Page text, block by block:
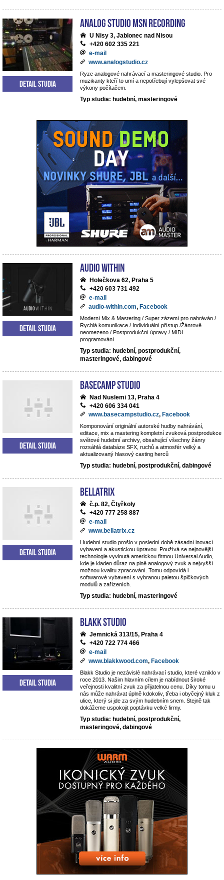
analog studio MSN recording
U Nisy 3, Jablonec nad Nisou
+420 602 335 221
e-mail
www.analogstudio.cz
Ryze analogové nahrávací a masteringové studio. Pro
muzikanty kteří to umí a nepotřebují vylepšovat své
výkony počítačem.
Typ studia: hudební, masteringové
Detail studia
Audio Within
Holečkova 62, Praha 5
+420 603 731 492
e-mail
audio-within.com, Facebook
Moderní Mix & Mastering / Super zázemí pro nahráván /
Rychlá komunikace / Individuální přístup /Žánrově
neomezeno / Postprodukční úpravy / MIDI
programování
Typ studia: hudební, postprodukční,
masteringové, dabingové
Detail studia
BaseCamp studio
Nad Nuslemi 13, Praha 4
+420 606 334 041
www.basecampstudio.cz, Facebook
Komponování originální autorské hudby nahrávání,
editace, mix a mastering kompletní zvuková postprodukce
světové hudební archivy, obsahující všechny žánry
rozsáhlá databáze SFX, ruchů a atmosfér velký a
aktualizovaný hlasový casting herců
Typ studia: hudební, postprodukční, dabingové
Detail studia
BELLATRIX
č.p. 82, Čtyřkoly
+420 777 258 887
e-mail
www.bellatrix.cz
Hudební studio prošlo v poslední době zásadní inovací
vybavení a akustickou úpravou. Používá se nejnovější
technologie vyvinutá americkou firmou Universal Audio,
kde je kladen důraz na plně analogový zvuk a nejvyšší
možnou kvalitu zpracování. Tomu odpovídá i
softwarové vybavení s vybranou paletou špičkových
modulů a zařízeních.
Typ studia: hudební, masteringové
Detail studia
Blakk Studio
Jemnická 313/15, Praha 4
+420 722 774 466
e-mail
www.blakkwood.com, Facebook
Blakk Studio je nezávislé nahrávací studio, které vzniklo v
roce 2013. Našim hlavním cílem je nabídnout široké
veřejnosti kvalitní zvuk za přijatelnou cenu. Díky tomu u
nás může nahrávat úplně kdokoliv, třeba i obyčejný kluk z
ulice, který si jde za svým hudebním snem. Stejně tak
dokážeme uspokojit poptávku velké firmy.
Typ studia: hudební, postprodukční,
masteringové, dabingové
Detail studia